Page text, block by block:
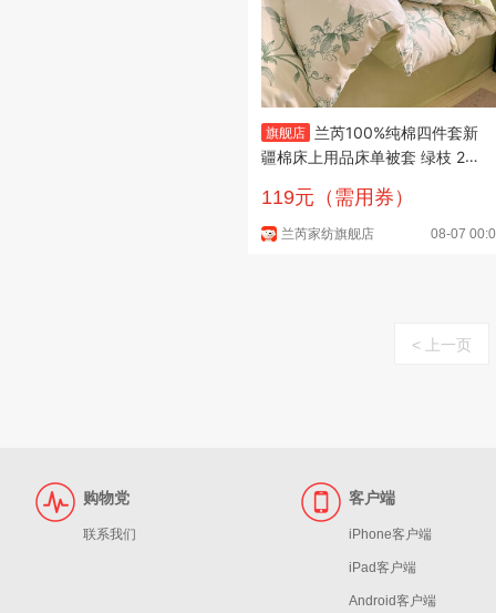
旗舰店
兰芮100%纯棉四件套新
疆棉床上用品床单被套 绿枝 20
119元（需用券）
兰芮家纺旗舰店 08-07
< 上一页
购物党
联系我们
客户端
iPhone客户端
iPad客户端
Android客户端